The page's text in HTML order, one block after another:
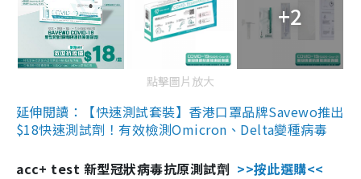
+2
點擊圖片放大
延伸閱讀：【快速測試套裝】香港口罩品牌Savewo推出
$18快速測試劑！有效檢測Omicron、Delta變種病毒
acc+ test 新型冠狀病毒抗原測試劑 >>按此選購<<